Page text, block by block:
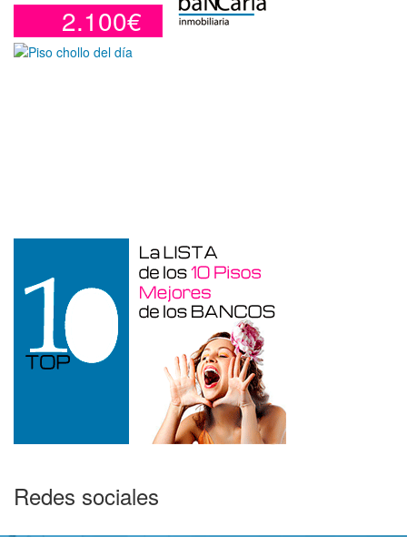
2.100€
Redes sociales